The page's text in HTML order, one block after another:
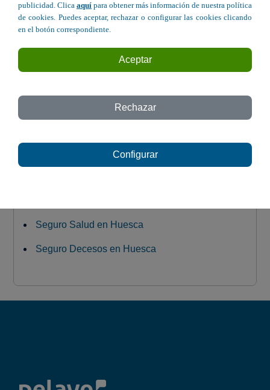
Seguro de Coche en Huesca
Paseo Ramón y Cajal, 7 - Huesca
Seguro Moto en Huesca
Seguro Salud en Huesca
Seguro Decesos en Huesca
publicidad. Clica aquí para obtener más información de nuestra política
de cookies. Puedes aceptar, rechazar o configurar las cookies clicando
en el botón correspondiente.
Aceptar
Rechazar
Configurar